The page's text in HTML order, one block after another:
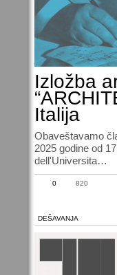
Izložba
Italija
Obaveštavamo
2025 godine od
dell'Universita…
0 820
DEŠAVANJA